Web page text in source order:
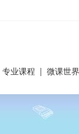
专业课程 | 微课世界